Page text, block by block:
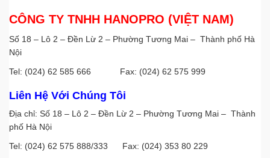
CÔNG TY TNHH HANOPRO (VIỆT NAM)
Số 18 – Lô 2 – Đền Lừ 2 – Phường Tương Mai – Thành phố Hà
Nội
Tel: (024) 62 585 666 Fax: (024) 62 575 999
Liên Hệ Với Chúng Tôi
Địa chỉ: Số 18 – Lô 2 – Đền Lừ 2 – Phường Tương Mai – Thành
phố Hà Nội
Tel: (024) 62 575 888/333 Fax: (024) 353 80 229